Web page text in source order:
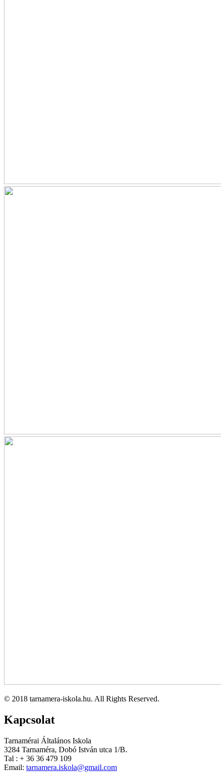
© 2018 tarnamera-iskola.hu. All Rights Reserved.
Kapcsolat
Tarnamérai Általános Iskola
3284 Tarnaméra, Dobó István utca 1/B.
Tal : + 36 36 479 109
Email: tarnamera.iskola@gmail.com